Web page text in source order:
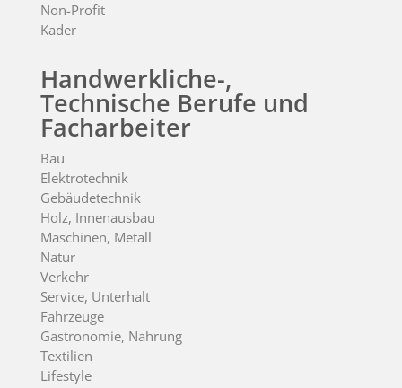
Non-Profit
Kader
Handwerkliche-,
Technische Berufe und
Facharbeiter
Bau
Elektrotechnik
Gebäudetechnik
Holz, Innenausbau
Maschinen, Metall
Natur
Verkehr
Service, Unterhalt
Fahrzeuge
Gastronomie, Nahrung
Textilien
Lifestyle